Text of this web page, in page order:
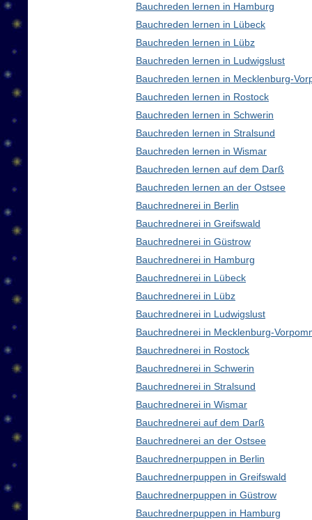
Bauchreden lernen in Hamburg
Bauchreden lernen in Lübeck
Bauchreden lernen in Lübz
Bauchreden lernen in Ludwigslust
Bauchreden lernen in Mecklenburg-
Bauchreden lernen in Rostock
Bauchreden lernen in Schwerin
Bauchreden lernen in Stralsund
Bauchreden lernen in Wismar
Bauchreden lernen auf dem Darß
Bauchreden lernen an der Ostsee
Bauchrednerei in Berlin
Bauchrednerei in Greifswald
Bauchrednerei in Güstrow
Bauchrednerei in Hamburg
Bauchrednerei in Lübeck
Bauchrednerei in Lübz
Bauchrednerei in Ludwigslust
Bauchrednerei in Mecklenburg-
Bauchrednerei in Rostock
Bauchrednerei in Schwerin
Bauchrednerei in Stralsund
Bauchrednerei in Wismar
Bauchrednerei auf dem Darß
Bauchrednerei an der Ostsee
Bauchrednerpuppen in Berlin
Bauchrednerpuppen in Greifswald
Bauchrednerpuppen in Güstrow
Bauchrednerpuppen in Hamburg